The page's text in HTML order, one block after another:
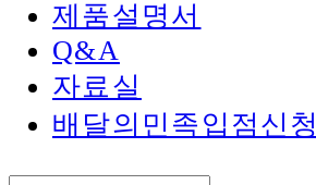
제품설명서
Q&A
자료실
배달의민족입점신청